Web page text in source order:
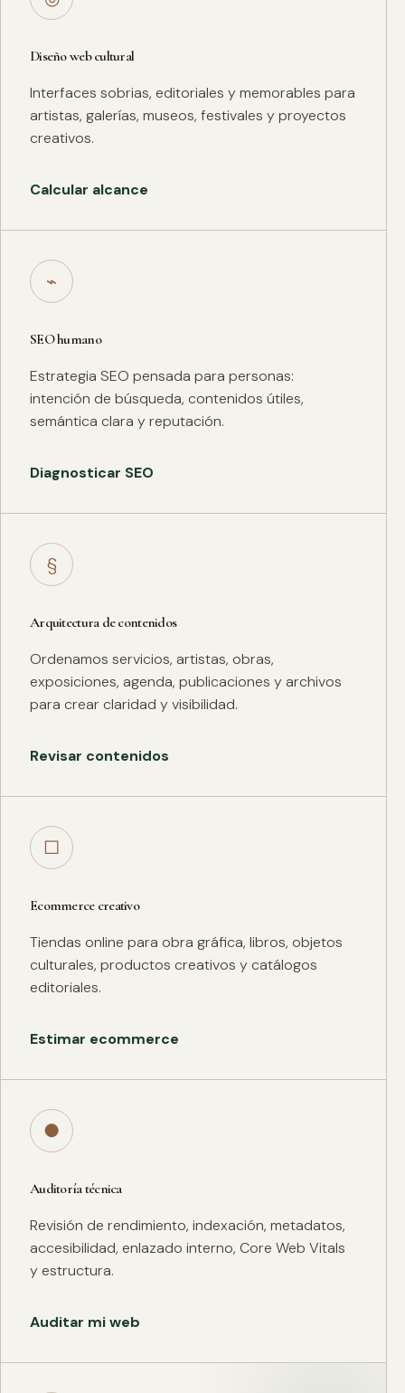
Diseño web cultural
Interfaces sobrias, editoriales y memorables para
artistas, galerías, museos, festivales y proyectos
creativos.
Calcular alcance
⌁
SEO humano
Estrategia SEO pensada para personas:
intención de búsqueda, contenidos útiles,
semántica clara y reputación.
Diagnosticar SEO
§
Arquitectura de contenidos
Ordenamos servicios, artistas, obras,
exposiciones, agenda, publicaciones y archivos
para crear claridad y visibilidad.
Revisar contenidos
□
Ecommerce creativo
Tiendas online para obra gráfica, libros, objetos
culturales, productos creativos y catálogos
editoriales.
Estimar ecommerce
●
Auditoría técnica
Revisión de rendimiento, indexación, metadatos,
accesibilidad, enlazado interno, Core Web Vitals
y estructura.
Auditar mi web